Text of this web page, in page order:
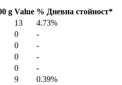
g Value % Дневна стойност*
13
4.73%
0
-
0
-
0
-
0
-
9
0.39%